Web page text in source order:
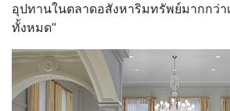
อุปทานในตลาดอสังหาริมทรัพย์มากกว่
ทั้งหมด”